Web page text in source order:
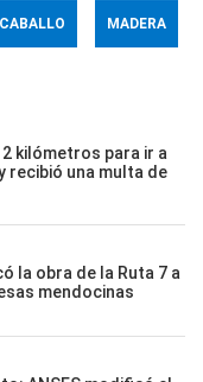
CABALLO MADERA
kilómetros para ir a
recibió una multa de
la obra de la Ruta 7 a
mendocinas